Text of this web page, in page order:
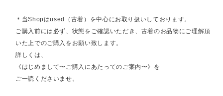
＊当Shopはused（古着）を中心にお取り扱いしております。
ご購入前には必ず、状態をご確認いただき、古着のお品物にご理解頂
いた上でのご購入をお願い致します。
詳しくは、
《はじめまして〜ご購入にあたってのご案内〜》を
ご一読くださいませ。